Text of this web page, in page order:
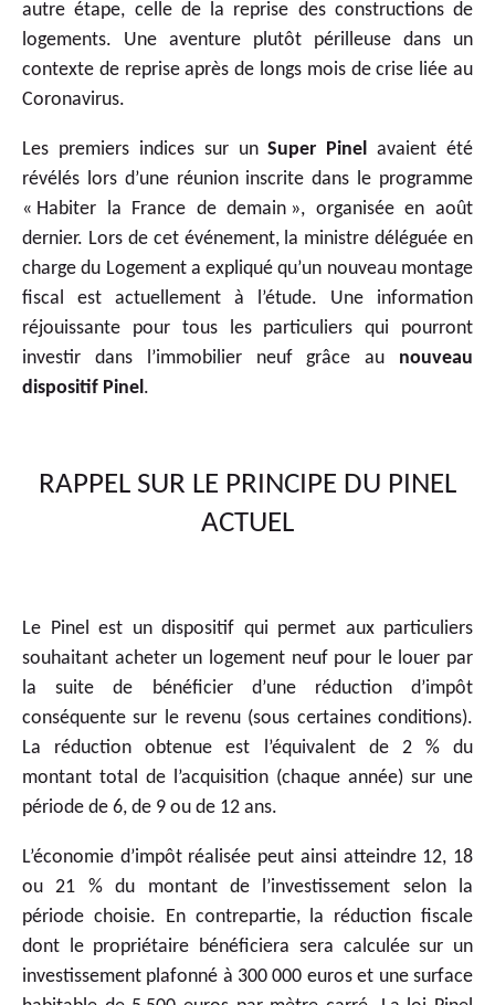
autre étape, celle de la reprise des constructions de
logements. Une aventure plutôt périlleuse dans un
contexte de reprise après de longs mois de crise liée au
Coronavirus.
Les premiers indices sur unSuper Pinel
avaient été
révélés lors d’une réunion inscrite dans le programme
« Habiter la France de demain », organisée en août
dernier. Lors de cet événement, la ministre déléguée en
charge du Logement a expliqué qu’un nouveau montage
fiscal est actuellement à l’étude. Une information
réjouissante pour tous les particuliers qui pourront
investir dans l’immobilier neuf grâce au nouveau
dispositif Pinel .
RAPPEL SUR LE PRINCIPE DU PINEL
ACTUEL
Le Pinel est un dispositif qui permet aux particuliers
souhaitant acheter un logement neuf pour le louer par
la suite de bénéficier d’une réduction d’impôt
conséquente sur le revenu (sous certaines conditions).
La réduction obtenue est l’équivalent de 2 % du
montant total de l’acquisition (chaque année) sur une
période de 6, de 9 ou de 12 ans.
L’économie d’impôt réalisée peut ainsi atteindre 12, 18
ou 21 % du montant de l’investissement selon la
période choisie. En contrepartie, la réduction fiscale
dont le propriétaire bénéficiera sera calculée sur un
investissement plafonné à 300 000 euros et une surface